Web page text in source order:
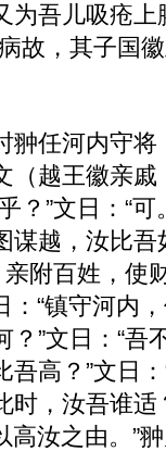
为吾儿吸疮
故，其子国
任河内守将
（越王徽亲
？”文日：“可
越，汝比吾
附百姓，使
：“镇守河内
”文日：“吾
高？”文日
时，汝吾谁适
高汝之由。”